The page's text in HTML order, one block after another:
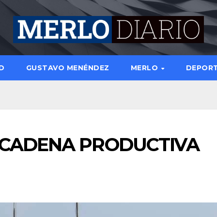
GUSTAVO MENÉNDEZ MERLO
PRODUCTIVA